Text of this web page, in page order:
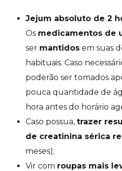
Jejum absoluto de 2
Os medicamentos de
ser mantidos em suas
habituais. Caso
poderão ser tomados
pouca quantidade de
hora antes do horário
Caso possua, trazer
de creatinina sérica
meses);
Vir com roupas mais